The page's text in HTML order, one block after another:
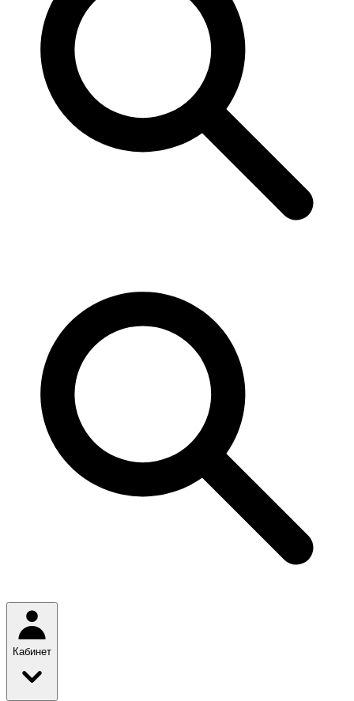
Кабинет